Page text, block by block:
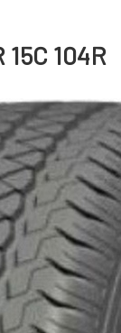
104R